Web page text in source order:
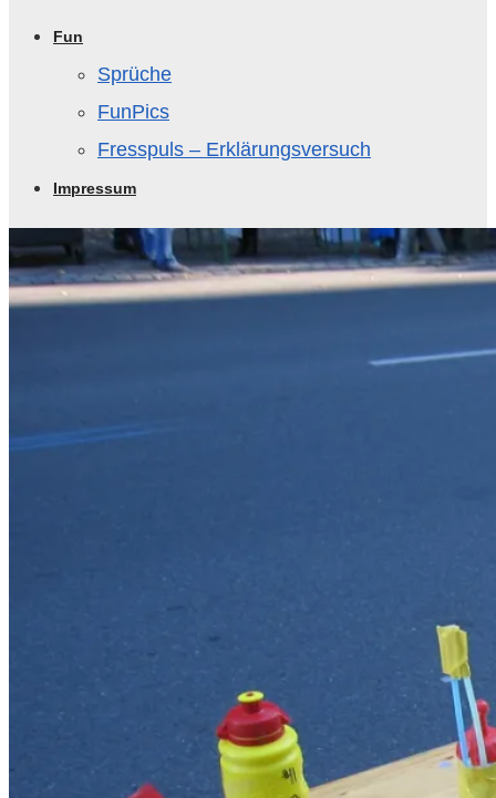
Fun
Sprüche
FunPics
Fresspuls – Erklärungsversuch
Impressum